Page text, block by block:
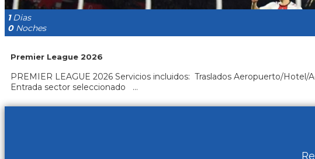
1Dias
0Noches
Premier League 2026
PREMIER LEAGUE 2026 Servicios incluidos: Traslados Aeropuerto/
Entrada sector seleccionado ...